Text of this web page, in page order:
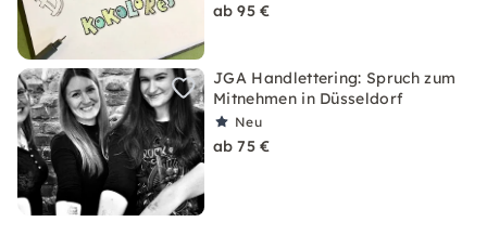
ab 95 €
JGA Handlettering: Spruch zum
Mitnehmen in Düsseldorf
Neu
ab 75 €